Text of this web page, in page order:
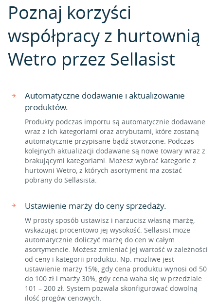
Poznaj korzyści
współpracy z hurtownią
Wetro przez Sellasist
Automatyczne dodawanie i aktualizowanie
produktów.
Produkty podczas importu są automatycznie dodawane
wraz z ich kategoriami oraz atrybutami, które zostaną
automatycznie przypisane bądź stworzone. Podczas
kolejnych aktualizacji dodawane są nowe towary wraz z
brakującymi kategoriami. Możesz wybrać kategorie z
hurtowni Wetro, z których asortyment ma zostać
pobrany do Sellasista.
Ustawienie marży do ceny sprzedaży.
W prosty sposób ustawisz i narzucisz własną marżę,
wskazując procentowo jej wysokość. Sellasist może
automatycznie doliczyć marżę do cen w całym
asortymencie. Możesz zmieniać jej wartość w zależności
od ceny i kategorii produktu. Np. możliwe jest
ustawienie marży 15%, gdy cena produktu wynosi od 50
do 100 zł i marży 30%, gdy cena waha się w przedziale
101 – 200 zł. System pozwala skonfigurować dowolną
ilość progów cenowych.